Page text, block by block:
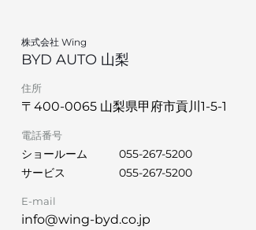
株式会社 Wing
BYD AUTO 山梨
住所
〒400-0065 山梨県甲府市貢川1-5-1
電話番号
ショールーム
055-267-5200
サービス
055-267-5200
E-mail
info@wing-byd.co.jp